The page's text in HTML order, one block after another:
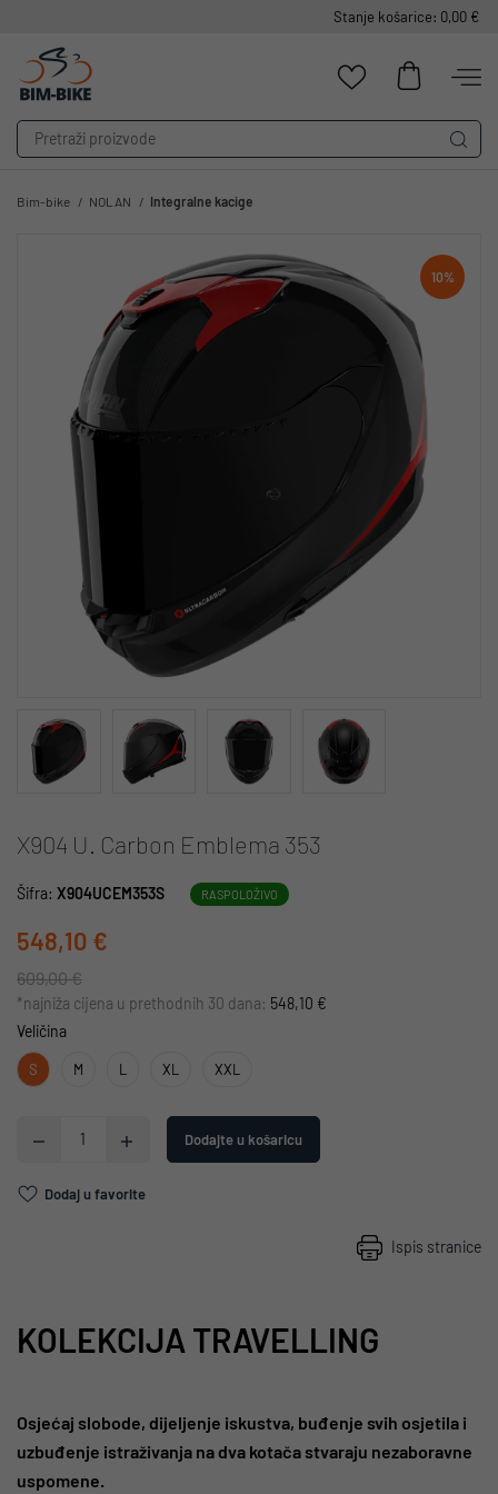
Stanje košarice: 0,00 €
Bim-bike NOLAN Integralne kacige
10%
X904 U. Carbon Emblema 353
Šifra: X904UCEM353S RASPOLOŽIVO
548,10 €
609,00 €
*najniža cijena u prethodnih 30 dana: 548,10 €
Veličina
S M L XL XXL
Dodajte u košaricu
Dodaj u favorite
Ispis stranice
KOLEKCIJA TRAVELLING
Osjećaj slobode, dijeljenje iskustva, buđenje svih osjetila i
uzbuđenje istraživanja na dva kotača stvaraju nezaboravne
uspomene.